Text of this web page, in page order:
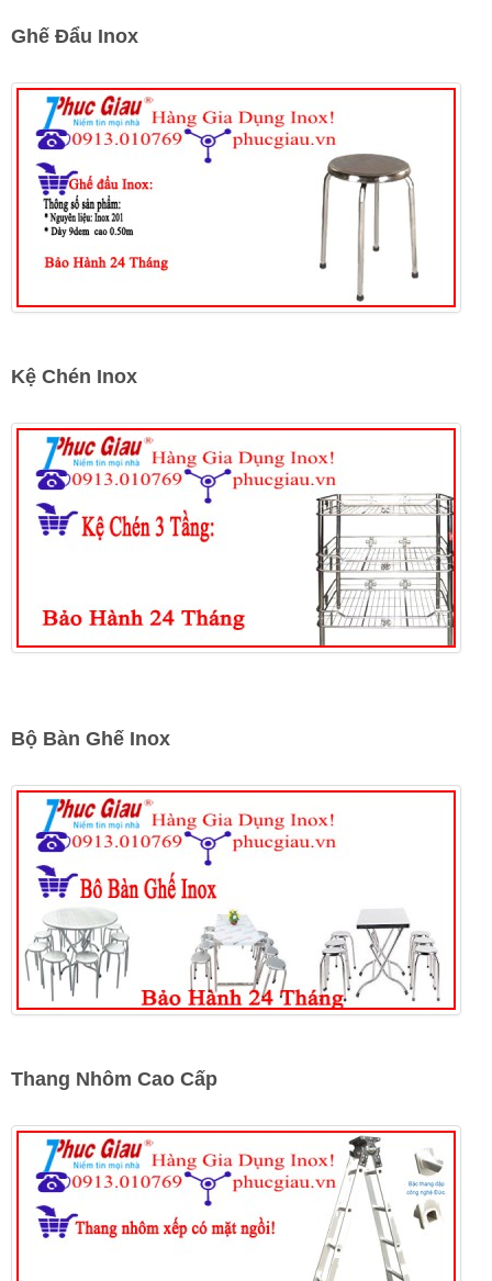
Ghế Đẩu Inox
Kệ Chén Inox
Bộ Bàn Ghế Inox
Thang Nhôm Cao Cấp